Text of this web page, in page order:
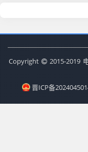
Copyright 2015-2019
晋ICP备